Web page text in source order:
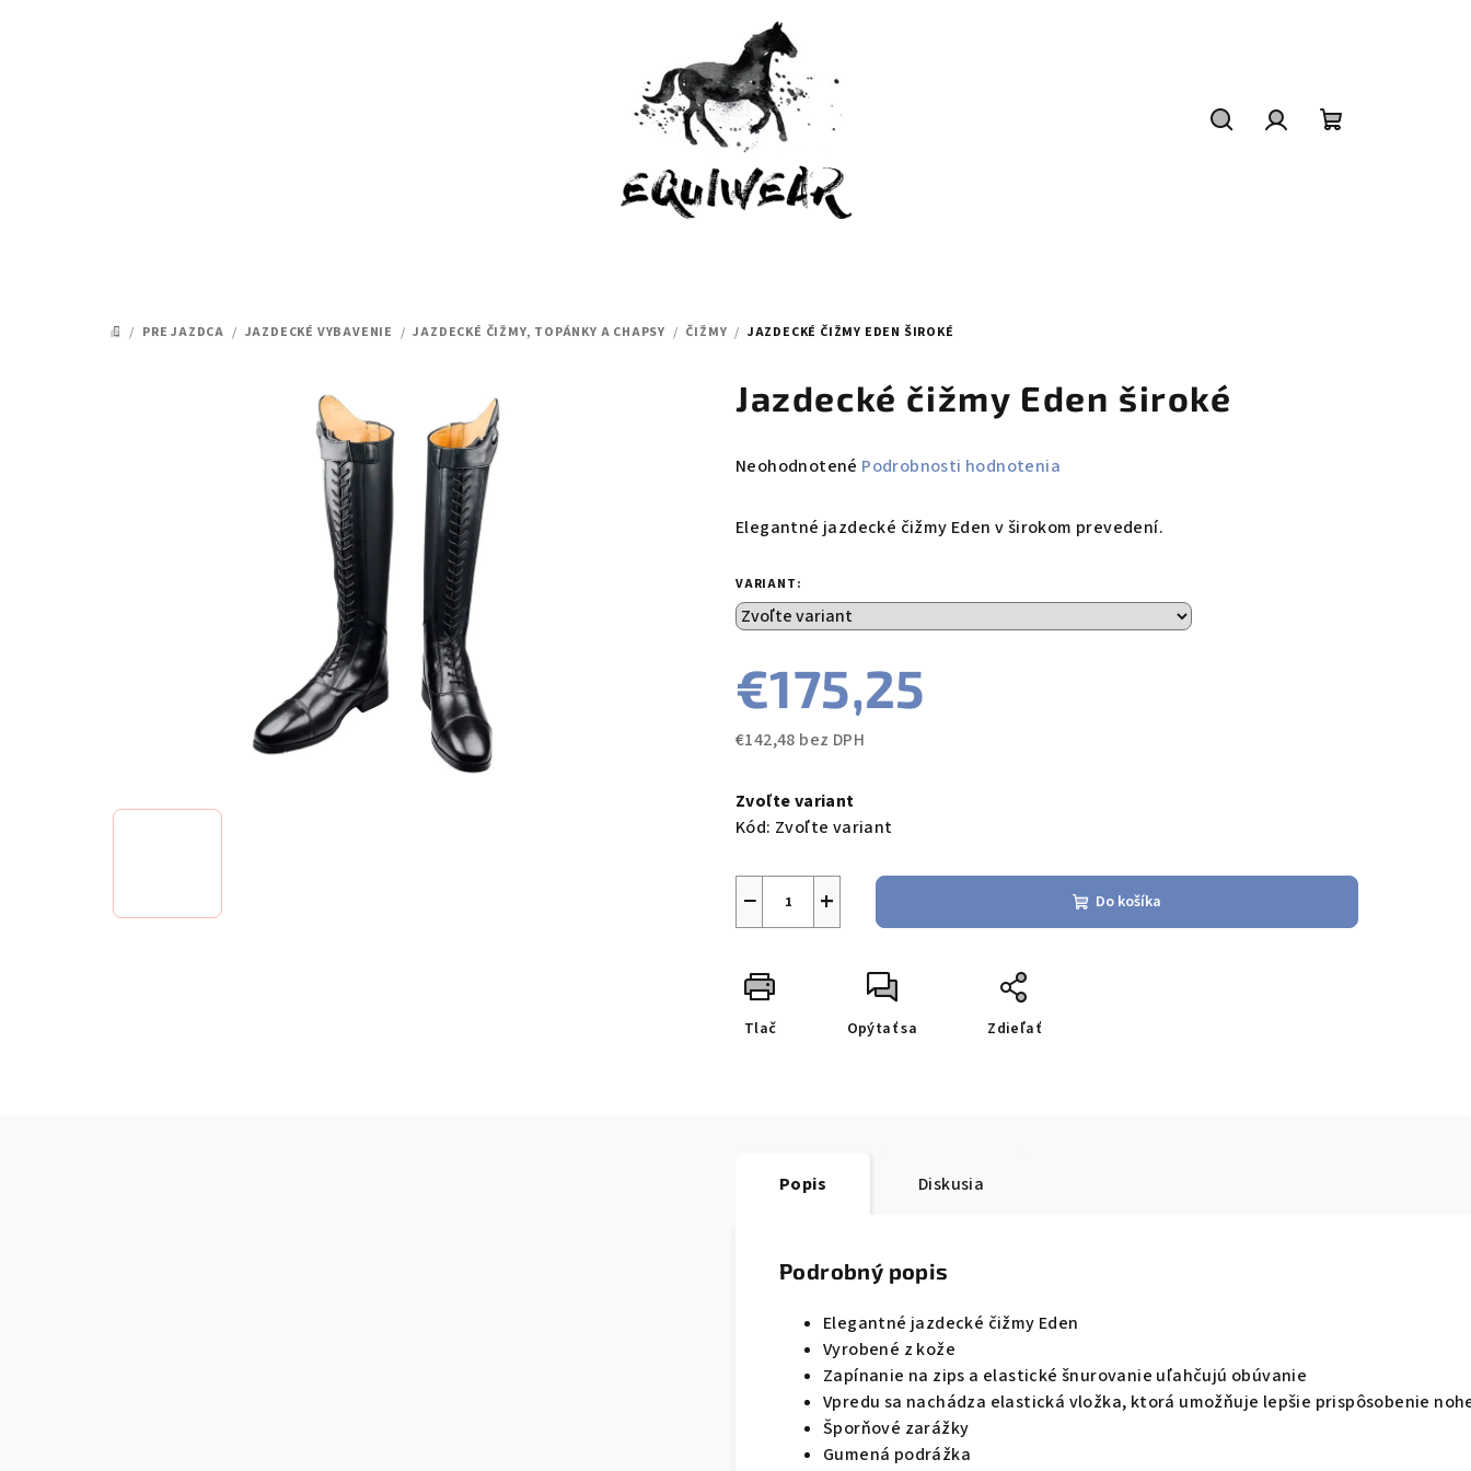
DOMOV
/ PRE JAZDCA / JAZDECKÉ VYBAVENIE / JAZDECKÉ ČIŽMY, TOPÁNKY A CHAPSY / ČIŽMY / JAZDECKÉ ČIŽMY EDEN ŠIROKÉ
Jazdecké čižmy Eden široké
Priemerné
produktu
z
5
Neohodnotené Podrobnosti hodnotenia
Elegantné jazdecké čižmy Eden v širokom prevedení.
VARIANT:
€175,25
€142,48 bez DPH
cena:
Zvoľte variant
Kód: Zvoľte variant
+
− Do košíka
Tlač Opýtať sa Zdieľať
Popis Diskusia
Podrobný popis
Elegantné jazdecké čižmy Eden
Vyrobené z kože
Zapínanie na zips a elastické šnurovanie uľahčujú obúvanie
Vpredu sa nachádza elastická vložka, ktorá umožňuje lepšie prispôsobenie
Šporňové zarážky
Gumená podrážka